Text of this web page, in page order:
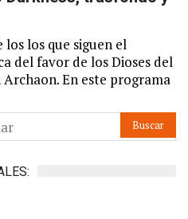
los que siguen el
del favor de los Dioses del
En este programa